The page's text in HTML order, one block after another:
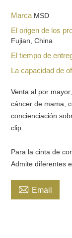
Marca MSD
El origen de los
Fujian, China
El tiempo de
La capacidad de
Venta al por
cáncer de mama,
concienciación
clip.
Para la cinta de
Admite diferentes
 Email